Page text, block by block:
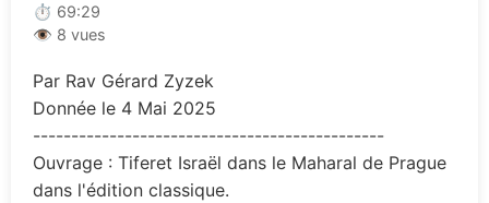
⏱ 69:29
👁 8 vues
Par Rav Gérard Zyzek
Donnée le 4 Mai 2025
----------------------------------------------
Ouvrage : Tiferet Israël dans le Maharal de Prague
dans l'édition classique.